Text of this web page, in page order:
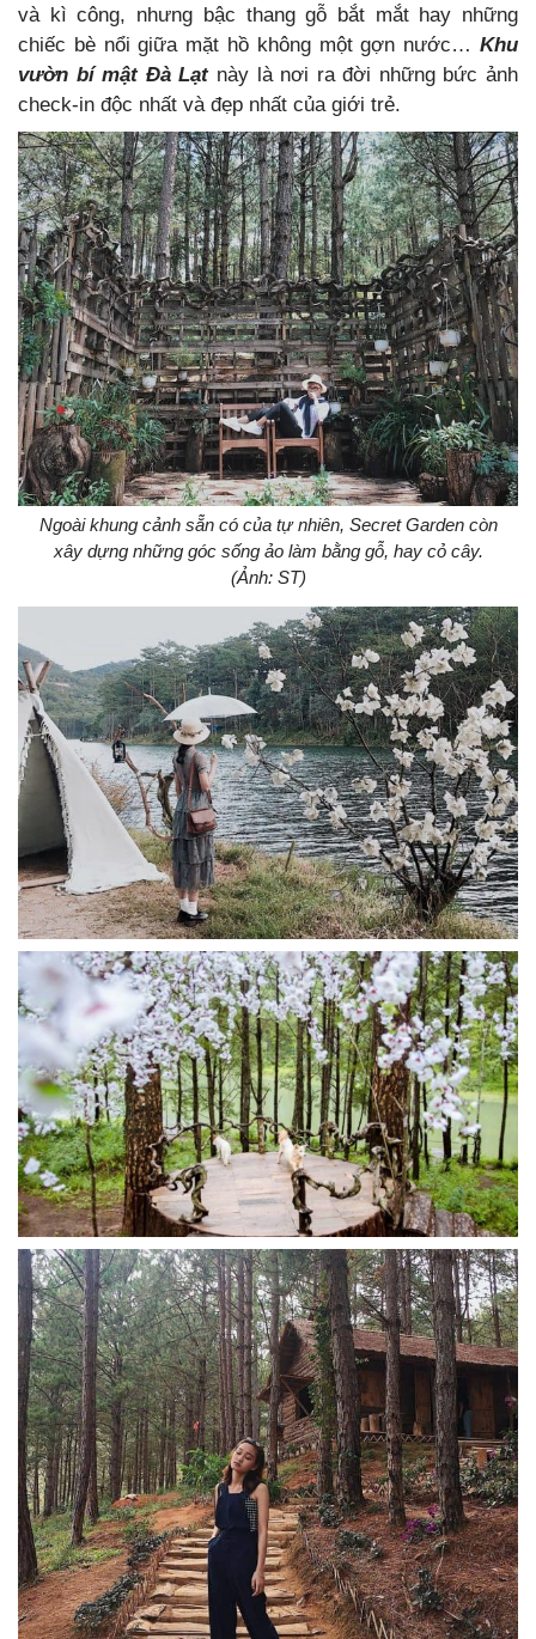
và kì công, nhưng bậc thang gỗ bắt mắt hay những
chiếc bè nổi giữa mặt hồ không một gợn nước… Khu
vườn bí mật Đà Lạtnày là nơi ra đời những bức ảnh
check-in độc nhất và đẹp nhất của giới trẻ.
Ngoài khung cảnh sẵn có của tự nhiên, Secret Garden còn
xây dựng những góc sống ảo làm bằng gỗ, hay cỏ cây.
(Ảnh: ST)